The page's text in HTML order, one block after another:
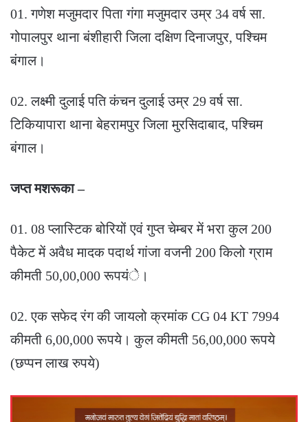
01. गणेश मजुमदार पिता गंगा मजुमदार उम्र 34 वर्ष सा.
गोपालपुर थाना बंशीहारी जिला दक्षिण दिनाजपुर, पश्चिम
बंगाल।
02. लक्ष्मी दुलाई पति कंचन दुलाई उम्र 29 वर्ष सा.
टिकियापारा थाना बेहरामपुर जिला मुरसिदाबाद, पश्चिम
बंगाल।
जप्त मशरूका –
01. 08 प्लास्टिक बोरियों एवं गुप्त चेम्बर में भरा कुल 200
पैकेट में अवैध मादक पदार्थ गांजा वजनी 200 किलो ग्राम
कीमती 50,00,000 रूपयंे।
02. एक सफेद रंग की जायलो क्रमांक CG 04 KT 7994
कीमती 6,00,000 रूपये। कुल कीमती 56,00,000 रूपये
(छप्पन लाख रुपये)